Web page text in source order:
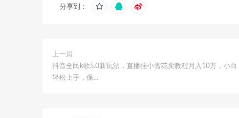
分享到：
上一篇
抖音全民k歌5.0新玩法，直播挂小雪花卖教程月入10万，小白
轻松上手，保…